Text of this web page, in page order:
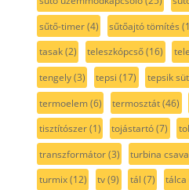
sűtő-timer(4) sűtőajtó tömítés
tasak(2) teleszkópcső(16)
tengely(3) tepsi (17) tepsik
termoelem(6) termosztát(46)
tisztítószer(1) tojástartó(7)
transzformátor(3) turbina
turmix(12) tv(9) tál (7) tálca